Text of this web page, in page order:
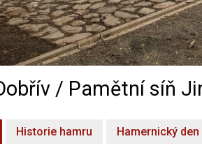
/ Pamětní síň
Historie hamru Hamernický den